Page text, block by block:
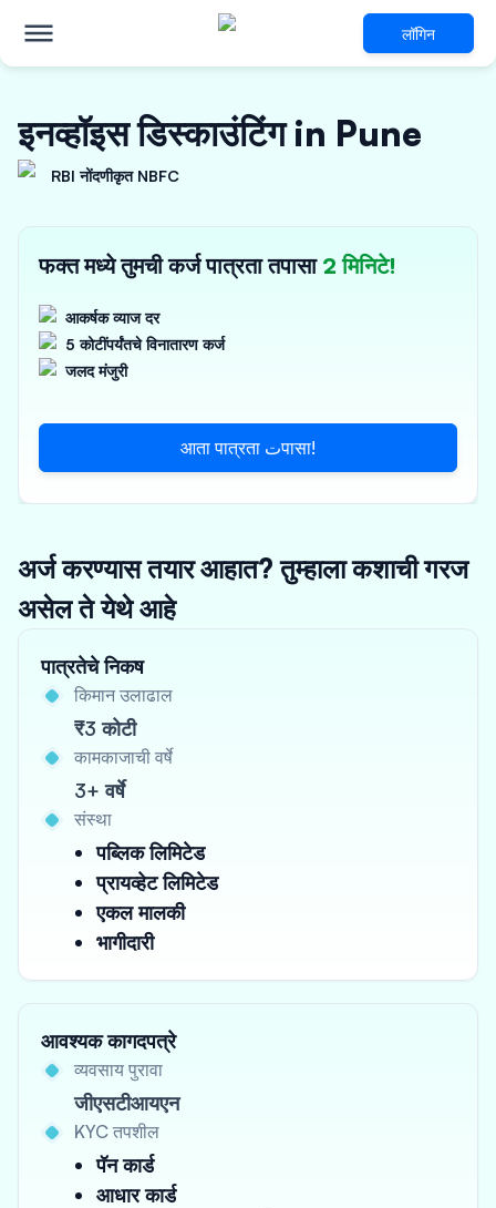
लॉगिन
इनव्हॉइस डिस्काउंटिंग in Pune
RBI नोंदणीकृत NBFC
फक्त मध्ये तुमची कर्ज पात्रता तपासा 2 मिनिटे!
आकर्षक व्याज दर
5 कोटींपर्यंतचे विनातारण कर्ज
जलद मंजुरी
आता पात्रता تपासा!
अर्ज करण्यास तयार आहात? तुम्हाला कशाची गरज
असेल ते येथे आहे
पात्रतेचे निकष
किमान उलाढाल
₹3 कोटी
कामकाजाची वर्षे
3+ वर्षे
संस्था
पब्लिक लिमिटेड
प्रायव्हेट लिमिटेड
एकल मालकी
भागीदारी
आवश्यक कागदपत्रे
व्यवसाय पुरावा
जीएसटीआयएन
KYC तपशील
पॅन कार्ड
आधार कार्ड